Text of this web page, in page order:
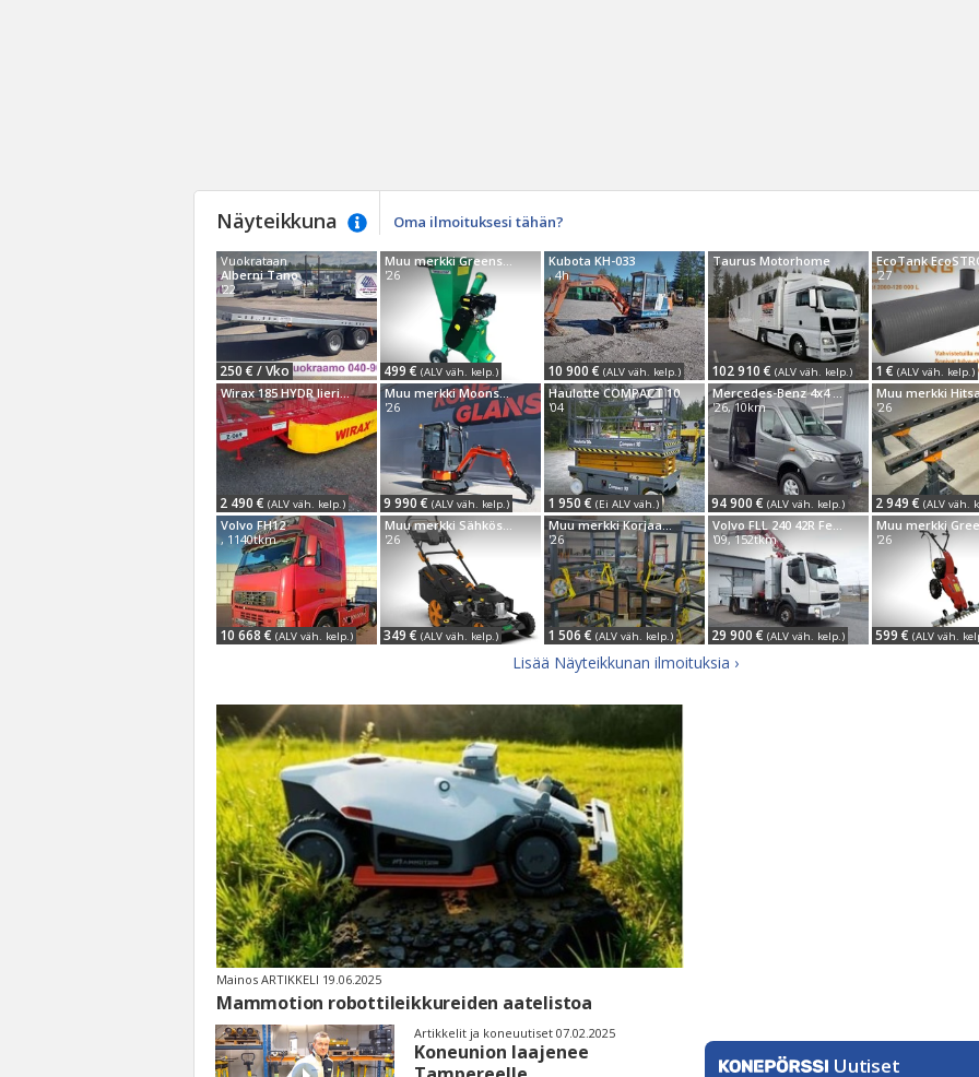
Näyteikkuna Oma ilmoituksesi tähän?
Vuokrataan
Alberni Tano
'22
250 € / Vko
Muu merkki Greenstar GBD-601
'26
499 € (ALV väh. kelp.)
Kubota KH-033
, 4h
10 900 € (ALV väh. kelp.)
Taurus Motorhome
102 910 € (ALV väh. kelp.)
EcoTank
'27
1 € (ALV väh. kelp.)
Wirax 185 HYDR lieriöniittokone
2 490 € (ALV väh. kelp.)
Muu merkki Moonsun MN12
'26
9 990 € (ALV väh. kelp.)
Haulotte COMPACT 10
'04
1 950 € (Ei ALV väh.)
Mercedes-Benz 4x4 Matkailuauto
'26, 10km
94 900 € (ALV väh. kelp.)
'26
2 949 € (ALV väh.
Volvo FH12
, 1140tkm
10 668 € (ALV väh. kelp.)
Muu merkki Sähköstartilla Greenstar S531VHY-WGreenst...
'26
349 € (ALV väh. kelp.)
Muu merkki Korjaamopöytä
'26
1 506 € (ALV väh. kelp.)
Volvo FLL 240 42R Ferrari 710 Radiolla
'09, 152tkm
29 900 € (ALV väh. kelp.)
'26
599 € (ALV väh.
Lisää Näyteikkunan ilmoituksia ›
Mainos ARTIKKELI 19.06.2025
Mammotion robottileikkureiden aatelistoa
Artikkelit ja koneuutiset 07.02.2025
Koneunion laajenee
Uutiset